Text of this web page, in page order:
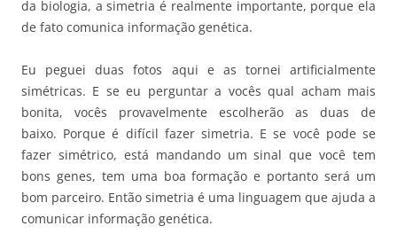
da biologia, a simetria é realmente importante, porque ela
de fato comunica informação genética.
Eu peguei duas fotos aqui e as tornei artificialmente
simétricas. E se eu perguntar a vocês qual acham mais
bonita, vocês provavelmente escolherão as duas de
baixo. Porque é difícil fazer simetria. E se você pode se
fazer simétrico, está mandando um sinal que você tem
bons genes, tem uma boa formação e portanto será um
bom parceiro. Então simetria é uma linguagem que ajuda a
comunicar informação genética.